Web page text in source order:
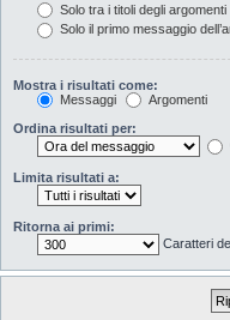
Solo tra i titoli degli argomenti
Solo il primo messaggio
Mostra i risultati come:
Messaggi
Argomenti
Ordina risultati per:
Limita risultati a:
Ritorna ai primi:
Caratteri